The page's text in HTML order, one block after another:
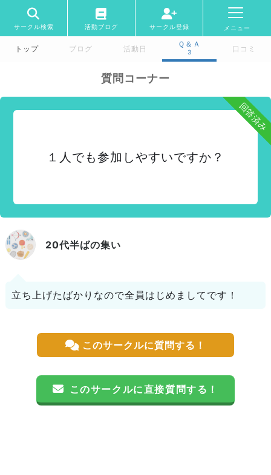
サークル検索 活動ブログ サークル登録 メニュー
トップ ブログ 活動日
Ｑ＆Ａ
3 口コミ
質問コーナー
回答済み
１人でも参加しやすいですか？
20代半ばの集い
立ち上げたばかりなので全員はじめましてです！
このサークルに質問する！
このサークルに直接質問する！